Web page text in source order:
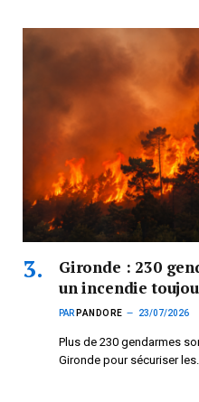
Gironde : 230
un incendie
PAR PANDORE 23/07/2026
Plus de 230 gendarmes
Gironde pour sécuriser